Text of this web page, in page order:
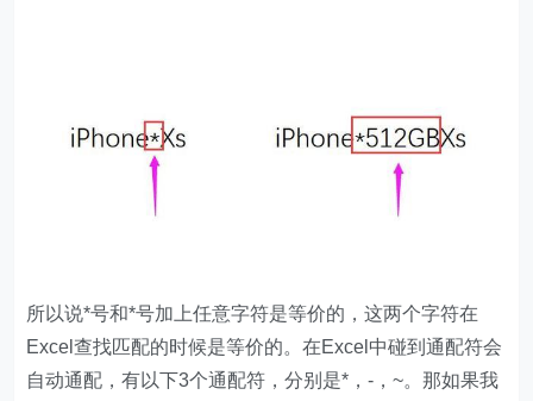
所以说*号和*号加上任意字符是等价的，这两个字符在
Excel查找匹配的时候是等价的。在Excel中碰到通配符会
自动通配，有以下3个通配符，分别是*，-，~。那如果我